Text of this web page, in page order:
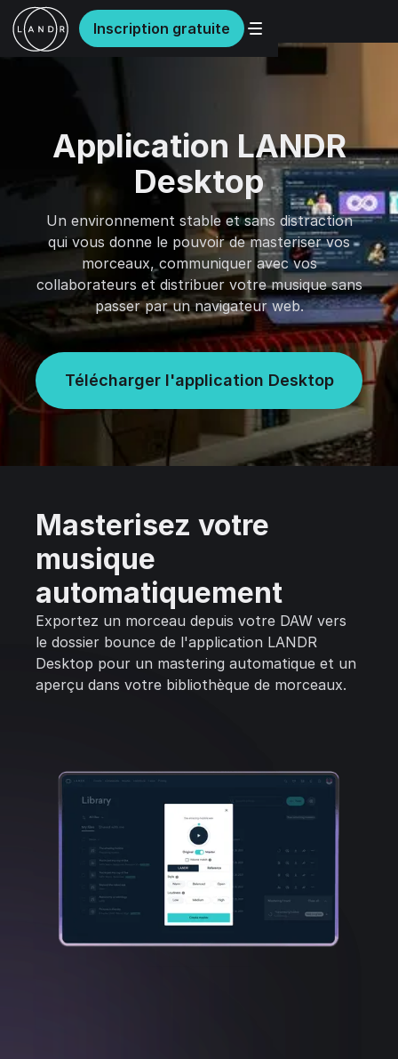
Inscription gratuite
Application LANDR
Desktop
Un environnement stable et sans distraction
qui vous donne le pouvoir de masteriser vos
morceaux, communiquer avec vos
collaborateurs et distribuer votre musique sans
passer par un navigateur web.
Télécharger l'application Desktop
Masterisez votre
musique
automatiquement
Exportez un morceau depuis votre DAW vers
le dossier bounce de l'application LANDR
Desktop pour un mastering automatique et un
aperçu dans votre bibliothèque de morceaux.